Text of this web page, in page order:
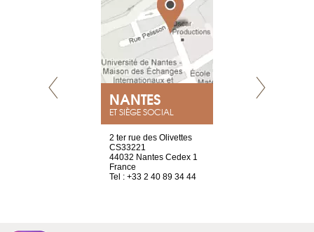
NANTES
ET SIÈGE SOCIAL
2 ter rue des Olivettes
CS33221
44032 Nantes Cedex 1
France
Tel : +33 2 40 89 34 44